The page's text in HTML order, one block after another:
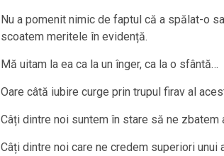
Nu a pomenit nimic de faptul că a spălat-o
scoatem meritele în evidență.
Mă uitam la ea ca la un înger, ca la o sfântă…
Oare câtă iubire curge prin trupul firav al
Câți dintre noi suntem în stare să ne
Câți dintre noi care ne credem superiori